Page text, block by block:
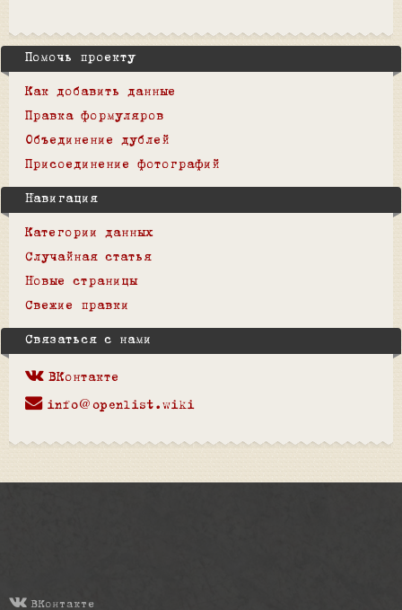
Помочь проекту
Как добавить данные
Правка формуляров
Объединение дублей
Присоединение фотографий
Навигация
Категории данных
Случайная статья
Новые страницы
Свежие правки
Связаться с нами
ВКонтакте
info@openlist.wiki
ВКонтакте